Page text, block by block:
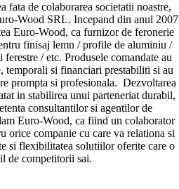
fata de colaborarea societatii noastre,
Wood SRL. Incepand din anul
Euro-Wood, ca furnizor de feronerie
finisaj lemn / profile de aluminiu /
/ etc. Produsele comandate au
temporali si financiari prestabiliti si au
prompta si profesionala. Dezvoltarea
in stabilirea unui parteneriat durabil,
consultantilor si agentilor de
Euro-Wood, ca fiind un colaborator
orice companie cu care va relationa si
si flexibilitatea solutiilor oferite care o
de competitorii sai.